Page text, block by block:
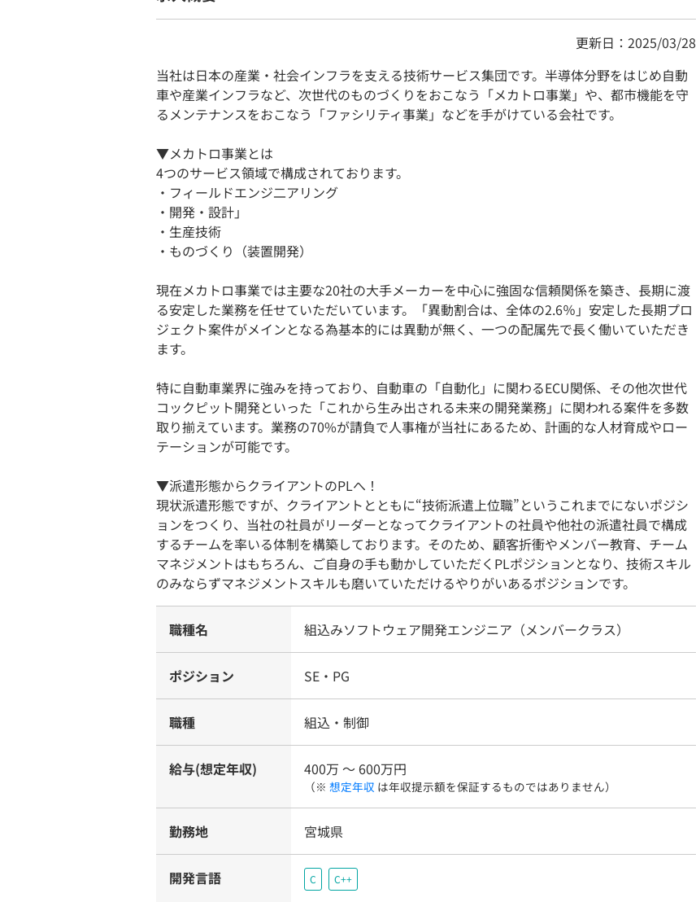
更新日：2025/03/28
当社は日本の産業・社会インフラを支える技術サービス集団です。半導体分野をはじめ自動
車や産業インフラなど、次世代のものづくりをおこなう「メカトロ事業」や、都市機能を守
るメンテナンスをおこなう「ファシリティ事業」などを手がけている会社です。
▼メカトロ事業とは
4つのサービス領域で構成されております。
・フィールドエンジ二アリング
・開発・設計」
・生産技術
・ものづくり（装置開発）
現在メカトロ事業では主要な20社の大手メーカーを中心に強固な信頼関係を築き、長期に渡
る安定した業務を任せていただいています。「異動割合は、全体の2.6％」安定した長期プロ
ジェクト案件がメインとなる為基本的には異動が無く、一つの配属先で長く働いていただき
ます。
特に自動車業界に強みを持っており、自動車の「自動化」に関わるECU関係、その他次世代
コックピット開発といった「これから生み出される未来の開発業務」に関われる案件を多数
取り揃えています。業務の70%が請負で人事権が当社にあるため、計画的な人材育成やロー
テーションが可能です。
▼派遣形態からクライアントのPLへ！
現状派遣形態ですが、クライアントとともに“技術派遣上位職”というこれまでにないポジシ
ョンをつくり、当社の社員がリーダーとなってクライアントの社員や他社の派遣社員で構成
するチームを率いる体制を構築しております。そのため、顧客折衝やメンバー教育、チーム
マネジメントはもちろん、ご自身の手も動かしていただくPLポジションとなり、技術スキル
のみならずマネジメントスキルも磨いていただけるやりがいあるポジションです。
職種名 組込みソフトウェア開発エンジニア（メンバークラス）
ポジション SE・PG
職種 組込・制御
給与(想定年収) 400万 〜 600万円
（※ 想定年収 は年収提示額を保証するものではありません）
勤務地 宮城県
開発言語 C C++